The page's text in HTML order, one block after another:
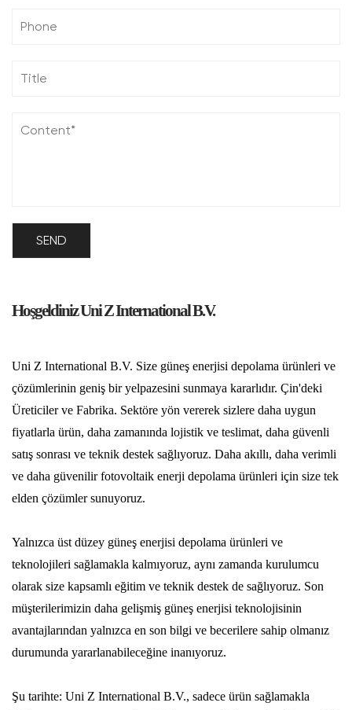
Hoşgeldiniz Uni Z International B.V.
Uni Z International B.V. Size güneş enerjisi depolama ürünleri ve
çözümlerinin geniş bir yelpazesini sunmaya kararlıdır. Çin'deki
Üreticiler ve Fabrika. Sektöre yön vererek sizlere daha uygun
fiyatlarla ürün, daha zamanında lojistik ve teslimat, daha güvenli
satış sonrası ve teknik destek sağlıyoruz. Daha akıllı, daha verimli
ve daha güvenilir fotovoltaik enerji depolama ürünleri için size tek
elden çözümler sunuyoruz.
Yalnızca üst düzey güneş enerjisi depolama ürünleri ve
teknolojileri sağlamakla kalmıyoruz, aynı zamanda kurulumcu
olarak size kapsamlı eğitim ve teknik destek de sağlıyoruz. Son
müşterilerimizin daha gelişmiş güneş enerjisi teknolojisinin
avantajlarından yalnızca en son bilgi ve becerilere sahip olmanız
durumunda yararlanabileceğine inanıyoruz.
Şu tarihte: Uni Z International B.V., sadece ürün sağlamakla